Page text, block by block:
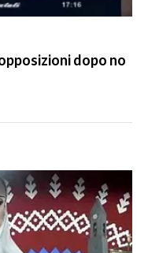
dopo no